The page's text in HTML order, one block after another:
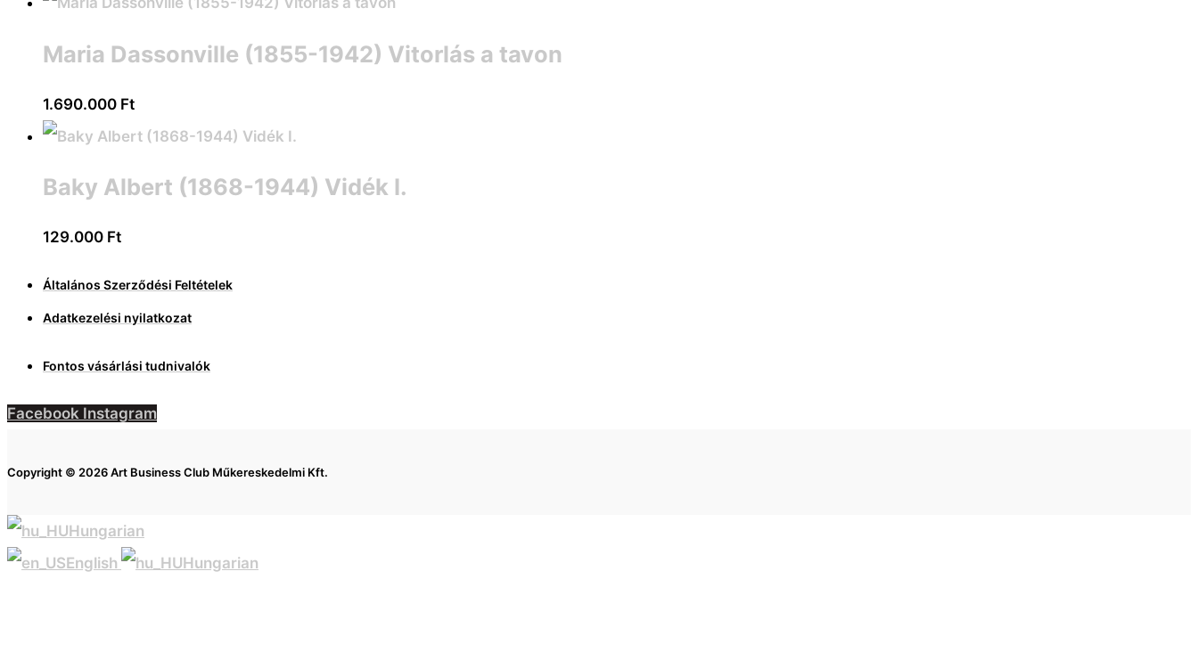
Maria Dassonville (1855-1942) Vitorlás a tavon
1.690.000 Ft
Baky Albert (1868-1944) Vidék I.
129.000 Ft
Általános Szerződési Feltételek
Adatkezelési nyilatkozat
Fontos vásárlási tudnivalók
Facebook Instagram
Copyright © 2026 Art Business Club Műkereskedelmi Kft.
Hungarian
English
Hungarian